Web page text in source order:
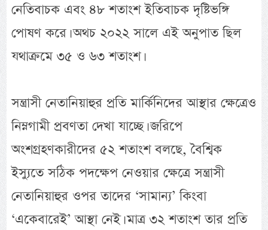
নেতিবাচক এবং ৪৮ শতাংশ ইতিবাচক দৃষ্টিভঙ্গি
পোষণ করে। অথচ ২০২২ সালে এই অনুপাত ছিল
যথাক্রমে ৩৫ ও ৬৩ শতাংশ।
সন্ত্রাসী নেতানিয়াহুর প্রতি মার্কিনিদের আস্থার ক্ষেত্রেও
নিম্নগামী প্রবণতা দেখা যাচ্ছে। জরিপে
অংশগ্রহণকারীদের ৫২ শতাংশ বলছে, বৈশ্বিক
ইস্যুতে সঠিক পদক্ষেপ নেওয়ার ক্ষেত্রে সন্ত্রাসী
নেতানিয়াহুর ওপর তাদের ‘সামান্য’ কিংবা
‘একেবারেই’ আস্থা নেই। মাত্র ৩২ শতাংশ তার প্রতি